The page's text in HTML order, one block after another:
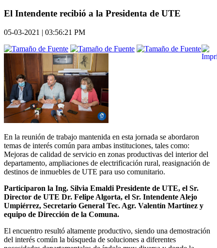
El Intendente recibió a la Presidenta de UTE
05-03-2021 | 03:56:21 PM
En la reunión de trabajo mantenida en esta jornada se abordaron
temas de interés común para ambas instituciones, tales como:
Mejoras de calidad de servicio en zonas productivas del interior del
departamento, ampliaciones de electrificación rural, reasignación de
destinos de inmuebles de UTE para uso comunitario.
Participaron la Ing. Silvia Emaldi Presidente de UTE, el Sr.
Director de UTE Dr. Felipe Algorta, el Sr. Intendente Alejo
Umpiérrez, Secretario General Tec. Agr. Valentín Martínez y
equipo de Dirección de la Comuna.
El encuentro resultó altamente productivo, siendo una demostración
del interés común la búsqueda de soluciones a diferentes